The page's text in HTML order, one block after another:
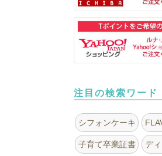
注目の検索ワード
シフォンケーキ
子育て卒業証書 デ